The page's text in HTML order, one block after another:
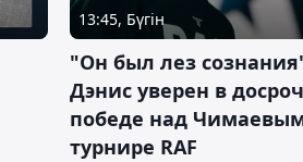
13:45, Бүгін
"Он был лез
Дэнис уверен в
победе над
турнире RAF